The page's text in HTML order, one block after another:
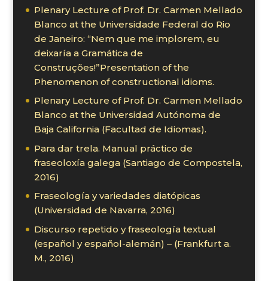
Plenary Lecture of Prof. Dr. Carmen Mellado
Blanco at the Universidade Federal do Rio
de Janeiro: “Nem que me implorem, eu
deixaría a Gramática de
Construções!”Presentation of the
Phenomenon of constructional idioms.
Plenary Lecture of Prof. Dr. Carmen Mellado
Blanco at the Universidad Autónoma de
Baja California (Facultad de Idiomas).
Para dar trela. Manual práctico de
fraseoloxía galega (Santiago de Compostela,
2016)
Fraseología y variedades diatópicas
(Universidad de Navarra, 2016)
Discurso repetido y fraseología textual
(español y español-alemán) – (Frankfurt a.
M., 2016)